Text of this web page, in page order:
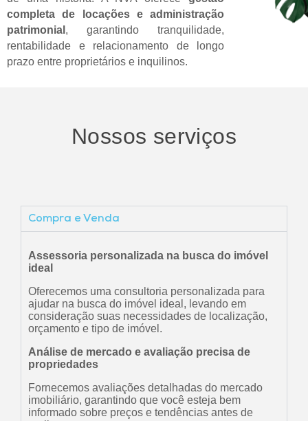
completa de locações e administração
patrimonial , garantindo tranquilidade,
rentabilidade e relacionamento de longo
prazo entre proprietários e inquilinos.
Nossos serviços
Compra e Venda
Assessoria personalizada na busca do imóvel
ideal
Oferecemos uma consultoria personalizada para
ajudar na busca do imóvel ideal, levando em
consideração suas necessidades de localização,
orçamento e tipo de imóvel.
Análise de mercado e avaliação precisa de
propriedades
Fornecemos avaliações detalhadas do mercado
imobiliário, garantindo que você esteja bem
informado sobre preços e tendências antes de